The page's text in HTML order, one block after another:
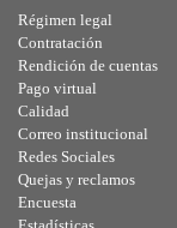
Régimen legal
Contratación
Rendición de cuentas
Pago virtual
Calidad
Correo institucional
Redes Sociales
Quejas y reclamos
Encuesta